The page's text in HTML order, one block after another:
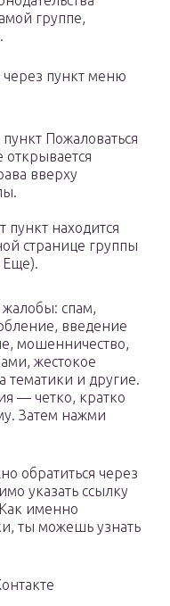
группе,
через пункт меню
Пожаловаться
открывается
вверху
пункт находится
странице группы
Еще).
спам,
введение
мошенничество,
жестокое
и другие.
— четко, кратко
Затем нажми
обратиться через
указать ссылку
именно
ты можешь узнать